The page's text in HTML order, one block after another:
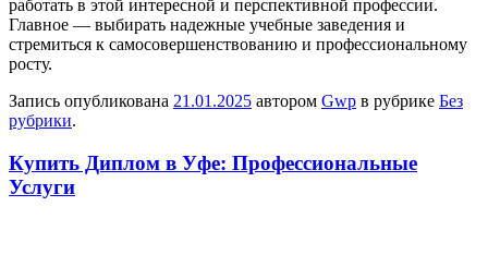
работать в этой интересной и перспективной профессии.
Главное — выбирать надежные учебные заведения и
стремиться к самосовершенствованию и профессиональному
росту.
Запись опубликована 21.01.2025 автором Gwp в рубрике Без
рубрики.
Купить Диплом в Уфе: Профессиональные
Услуги